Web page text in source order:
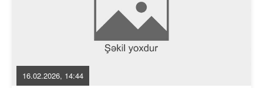
16.02.2026, 14:44